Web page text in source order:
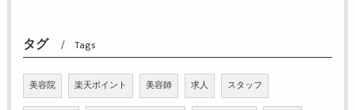
タグ Tags
美容院 楽天ポイント 美容師 求人 スタッフ